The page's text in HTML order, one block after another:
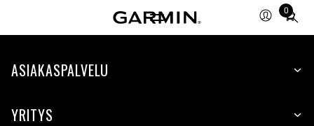
0
Total
items
cart:
ASIAKASPALVELU
YRITYS